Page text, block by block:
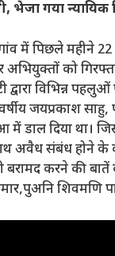
भेजा गया न्यायिक
गांव में पिछले महीने
को
द्वारा विभिन्न
जयप्रकाश
डाल दिया था।
अवैध संबंध होने के
बरामद करने की
शिवमणि